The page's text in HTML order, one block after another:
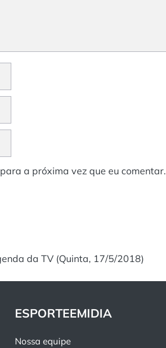
a próxima vez que eu comentar.
da TV (Quinta, 17/5/2018)
ESPORTEEMIDIA
Nossa equipe